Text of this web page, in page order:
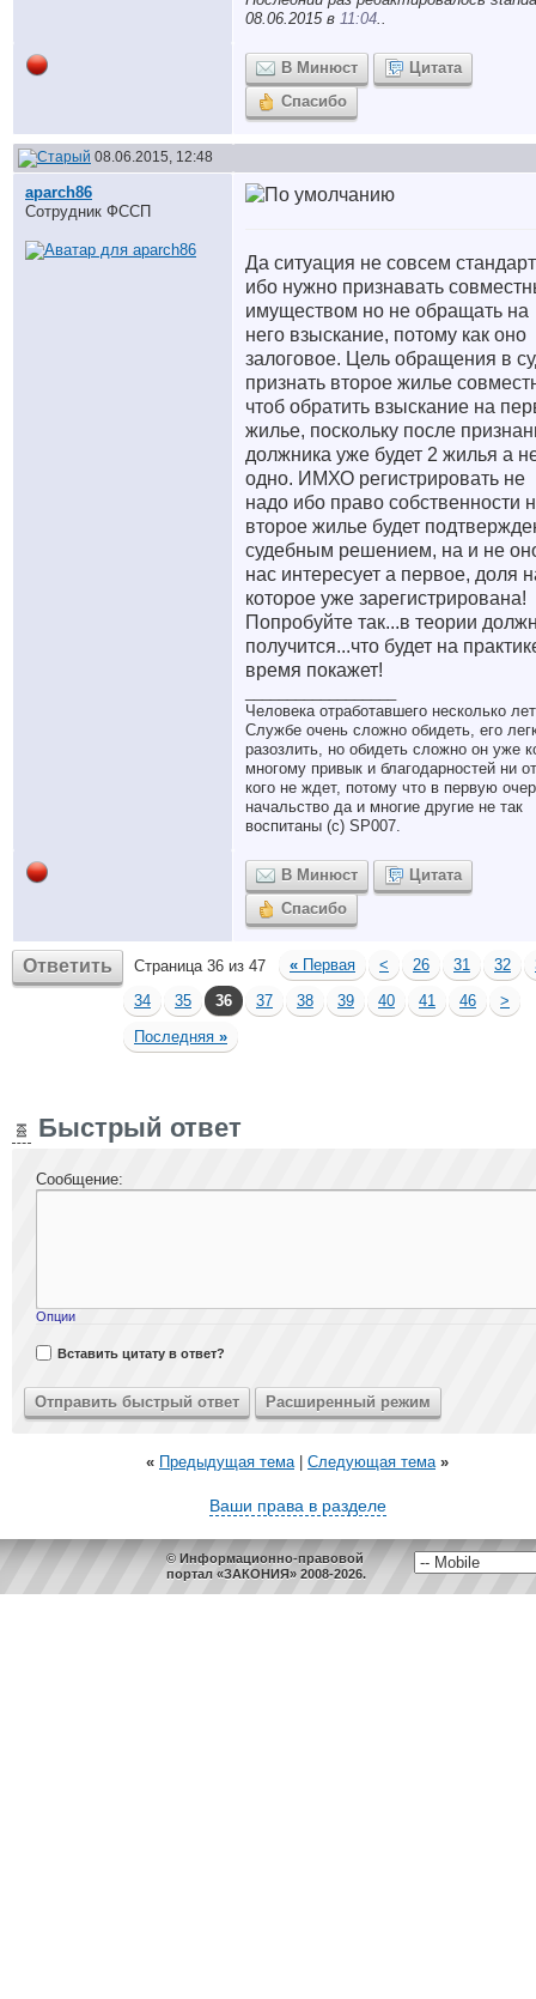
08.06.2015 в 11:04..
В Минюст
Цитата
Спасибо
08.06.2015, 12:48
aparch86
Сотрудник ФССП
Да ситуация не совсем
ибо нужно признавать
имуществом но не обращать на
него взыскание, потому как оно
залоговое. Цель обращения в
признать второе жилье
чтоб обратить взыскание на
жилье, поскольку после
должника уже будет 2 жилья а
одно. ИМХО регистрировать не
надо ибо право собственности
второе жилье будет
судебным решением, на и не
нас интересует а первое, доля
которое уже зарегистрирована!
Попробуйте так...в теории
получится...что будет на
время покажет!
Человека отработавшего несколько
Службе очень сложно обидеть, его
разозлить, но обидеть сложно он уже
многому привык и благодарностей ни от
кого не ждет, потому что в первую
начальство да и многие другие не так
воспитаны (с) SP007.
В Минюст
Цитата
Спасибо
Ответить Страница 36 из 47 « Первая < 26 31 32
34
35 36 37 38 39 40 41 46
>
Последняя »
Быстрый ответ
Сообщение:
Опции
Вставить цитату в ответ?
« Предыдущая тема| Следующая тема »
Ваши права в разделе
© Информационно-правовой
портал «ЗАКОНИЯ» 2008-2026.